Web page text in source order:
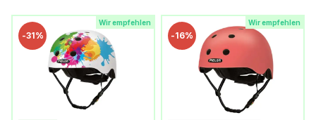
Wir empfehlen
-31%
Wir empfehlen
-16%